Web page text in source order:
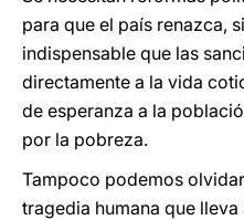
para que el país renazca,
indispensable que las
directamente a la vida
de esperanza a la
por la pobreza.
Tampoco podemos
tragedia humana que